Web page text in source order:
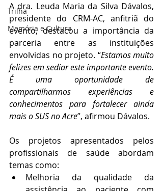
Trilha
Memória e Cultura
A dra. Leuda Maria da Silva Dávalos,
presidente do CRM-AC, anfitriã do
evento, destacou a importância da
parceria entre as instituições
envolvidas no projeto. “Estamos muito
felizes em sediar este importante evento.
É uma oportunidade de
compartilharmos experiências e
conhecimentos para fortalecer ainda
mais o SUS no Acre”, afirmou Dávalos.
Os projetos apresentados pelos
profissionais de saúde abordam
temas como:
Melhoria da qualidade da